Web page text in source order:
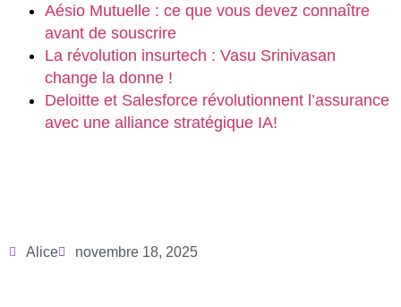
Aésio Mutuelle : ce que vous devez connaître
avant de souscrire
La révolution insurtech : Vasu Srinivasan
change la donne !
Deloitte et Salesforce révolutionnent l’assurance
avec une alliance stratégique IA!
Alice novembre 18, 2025